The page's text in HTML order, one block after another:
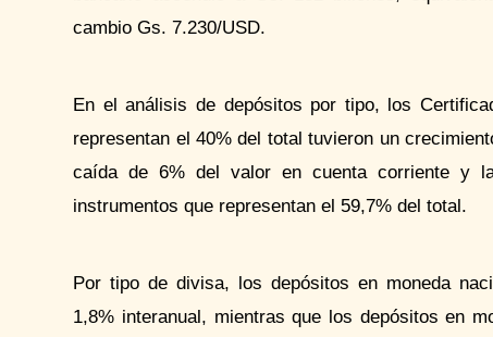
cambio Gs. 7.230/USD.
En el análisis de depósitos por tipo, los
representan el 40% del total tuvieron un
caída de 6% del valor en cuenta corriente y
instrumentos que representan el 59,7% del total.
Por tipo de divisa, los depósitos en moneda
1,8% interanual, mientras que los depósitos en